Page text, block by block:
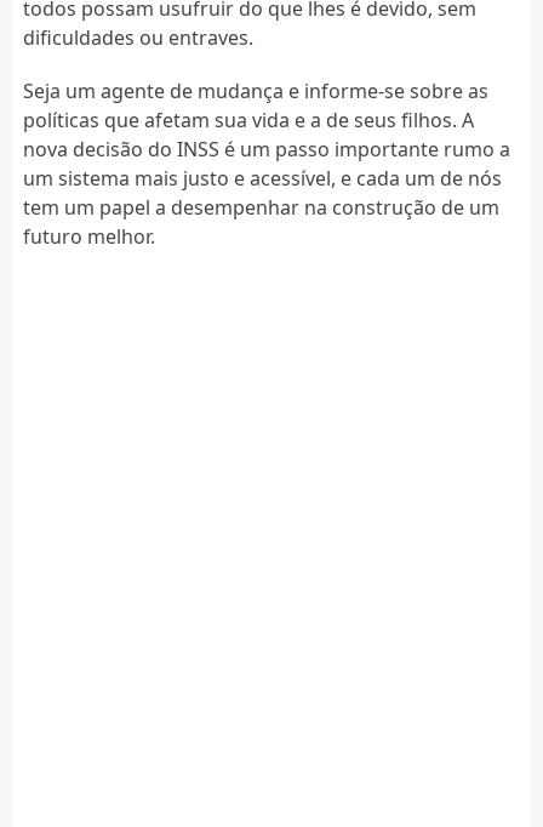
todos possam usufruir do que lhes é devido, sem
dificuldades ou entraves.
Seja um agente de mudança e informe-se sobre as
políticas que afetam sua vida e a de seus filhos. A
nova decisão do INSS é um passo importante rumo a
um sistema mais justo e acessível, e cada um de nós
tem um papel a desempenhar na construção de um
futuro melhor.